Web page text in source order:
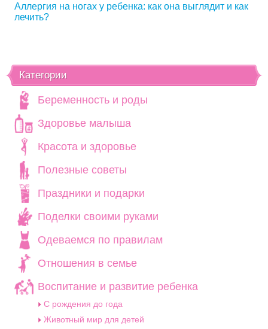
Аллергия на ногах у ребенка: как она выглядит и как
лечить?
Категории
Беременность и роды
Здоровье малыша
Красота и здоровье
Полезные советы
Праздники и подарки
Поделки своими руками
Одеваемся по правилам
Отношения в семье
Воспитание и развитие ребенка
C рождения до года
Животный мир для детей